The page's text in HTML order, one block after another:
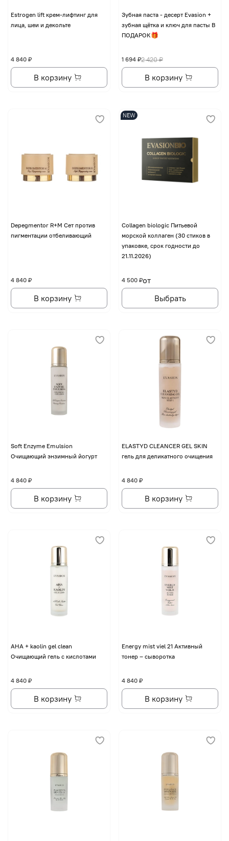
Еstrogen lift крем-лифтинг для
лица, шеи и декольте
4 840 ₽
В корзину
Зубная паста - десерт Evasion +
зубная щётка и ключ для пасты В
ПОДАРОК🎁
2 420 ₽
1 694 ₽
В корзину
Depegmentor R+M Сет против
пигментации отбеливающий
4 840 ₽
В корзину
NEW
Collagen biologic Питьевой
морской коллаген (30 стиков в
упаковке, срок годности до
21.11.2026)
от
4 500 ₽
Выбрать
Soft Enzyme Emulsion
Очищающий энзимный йогурт
4 840 ₽
В корзину
ELASTYD CLEANCER GEL SKIN
гель для деликатного очищения
4 840 ₽
В корзину
AHA + kaolin gel clean
Очищающий гель с кислотами
4 840 ₽
В корзину
Energy mist viel 21 Активный
тонер – сыворотка
4 840 ₽
В корзину